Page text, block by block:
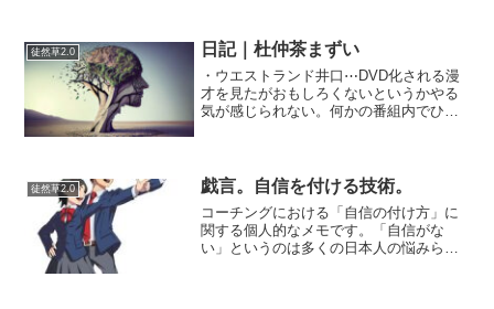
いり）」と言うそうです。週刊誌や月刊
誌を英語で何ていうか？こ...
徒然草2.0 日記｜杜仲茶まずい
・ウエストランド井口⋯DVD化される漫
才を見たがおもしろくないというかやる
気が感じられない。何かの番組内でひと
ど、一体この落...
徒然草2.0 戯言。自信を付ける技術。
コーチングにおける「自信の付け方」に
関する個人的なメモです。「自信がな
い」というのは多くの日本人の悩みらし